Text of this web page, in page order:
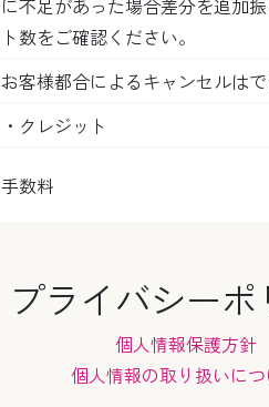
不足があった場合差分を追加
数をご確認ください。
客様都合によるキャンセルはで
クレジット
数料
プライバシーポ
個人情報保護方針
個人情報の取り扱いに